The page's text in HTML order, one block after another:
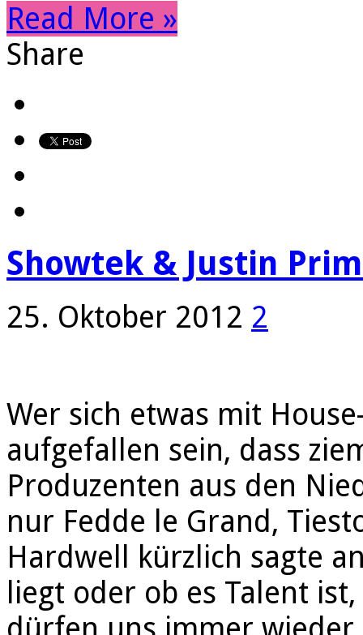
Read More »
Share
Showtek & Justin
25. Oktober 2012 2
Wer sich etwas mit
aufgefallen sein, dass
Produzenten aus den
nur Fedde le Grand,
Hardwell kürzlich sagte
liegt oder ob es Talent